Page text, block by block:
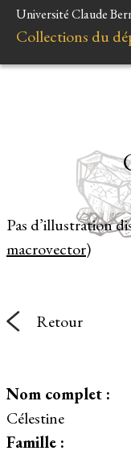
Université Claude
Collections du
Pas d’illustration
macrovector)
Retour
Nom complet :
Célestine
Famille :